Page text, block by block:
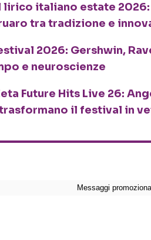
lirico italiano estate 2026:
tra tradizione e
2026: Gershwin,
e neuroscienze
Future Hits Live 26:
il festival in